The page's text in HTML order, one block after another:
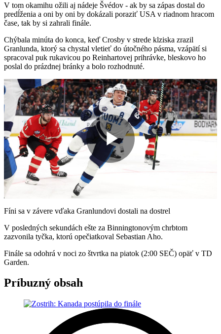
V tom okamihu ožili aj nádeje Švédov - ak by sa zápas dostal do
predĺženia a oni by oni by dokázali poraziť USA v riadnom hracom
čase, tak by si zahrali finále.
Chýbala minúta do konca, keď Crosby v strede klziska zrazil
Granlunda, ktorý sa chystal vletieť do útočného pásma, vzápätí si
spracoval puk rukavicou po Reinhartovej prihrávke, bleskovo ho
poslal do prázdnej bránky a bolo rozhodnuté.
Play
Video
Fíni sa v závere vďaka Granlundovi dostali na dostrel
V posledných sekundách ešte za Binningtonovým chrbtom
zazvonila tyčka, ktorú opečiatkoval Sebastian Aho.
Finále sa odohrá v noci zo štvrtka na piatok (2:00 SEČ) opäť v TD
Garden.
Príbuzný obsah